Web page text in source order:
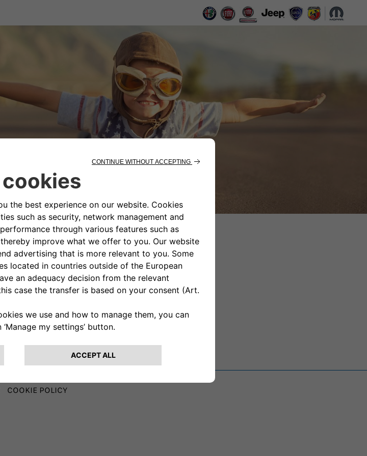
COOKIE POLICY